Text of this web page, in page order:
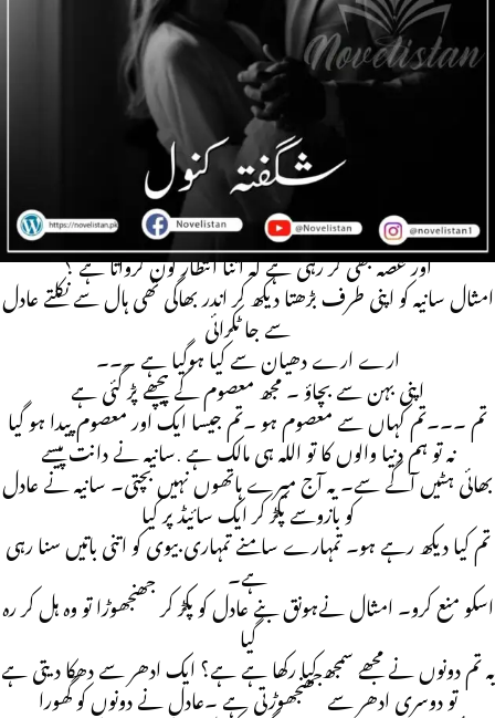
Shagufta Kanwal season (1,2)
Funny Novel | Twins Base | cousine Marrige | Chulbuli
Heroin | Police Officer Hero | Family Dram | multiple
couple
ہاں امثال کیا ہوا ۔۔۔۔۔۔۔
مجھے تو کچھ نہیں ہوا یہ آپکی منکوحہ ویٹ کر رہی تھی
اور غصہ بھی کر رہی ہے کہ اتنا انتظار کون کرواتا ہے ؟
امثال سانیہ کو اپنی طرف بڑھتا دیکھ کر اندر بھاگی تھی ہال سے نکلتے عادل
سے جا ٹکرائی
ارے ارے دھیان سے کیا ہوگیا ہے ۔۔۔
اپنی بہن سے بچاؤ ۔ مجھ معصوم کے پیچھے پڑ گئی ہے
تم ۔۔۔تم کہاں سے معصوم ہو ۔تم جیسا ایک اور معصوم پیدا ہو گیا
نہ تو ہم دنیا والوں کا تو اللہ ہی مالک ہے .سانیہ نے دانت پیسے
بھائی ہٹیں آگے سے۔ یہ آج میرے ہاتھوں نہیں بچتی۔ سانیہ نے عادل
کو بازوسے پکڑ کر ایک سائیڈ پر کیا
تم کیا دیکھ رہے ہو۔ تمہارے سامنے تمہاری بیوی کو اتنی باتیں سنا رہی
ہے۔
اسکو منع کرو۔ امثال نےہونق بنے عادل کو پکڑ کر جھنجھوڑا تو وہ ہل کر رہ
گیا
یہ تم دونوں نے مجھے سمجھ کیا رکھا ہے ہے؟ ایک ادھر سے دھکا دیتی ہے
تو دوسری ادھر سے جھنجھوڑتی ہے ۔عادل نے دونوں کو گھورا